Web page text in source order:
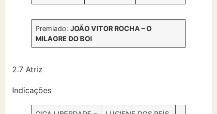
Premiado:JOÃO VITOR ROCHA – O
MILAGRE DO BOI
2.7 Atriz
Indicações